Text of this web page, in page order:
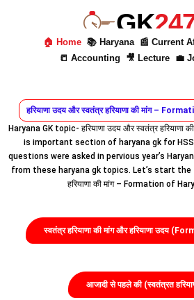
GK
🏠 Home 📚 Haryana 📰 Current
📒 Accounting
🎥 Lecture 💼
हरियाणा उदय और स्वतंत्र हरियाणा की मांग –
Haryana GK topic- हरियाणा उदय और स्वतंत्र
is important section of haryana gk for
questions were asked in pervious year’s
from these haryana gk topics. Let’s start the
हरियाणा की मांग – Formation of
स्वतंत्र हरियाणा की मांग और हरियाणा उदय
आजादी से पहले की (स्वतंत्रत